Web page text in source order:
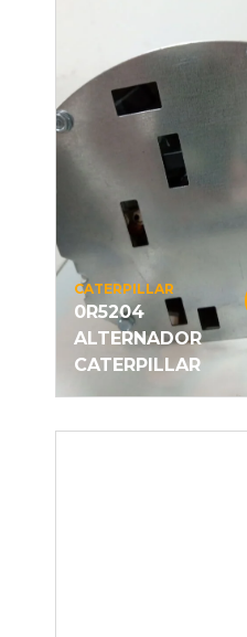
CATERPILLAR
0R5204
ALTERNADOR
CATERPILLAR